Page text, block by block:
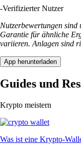
-Verifizierter Nutzer
Nutzerbewertungen
Garantie für ähnliche
variieren. Anlagen sind
App herunterladen
Guides und
Krypto meistern
Was ist eine Krypto-